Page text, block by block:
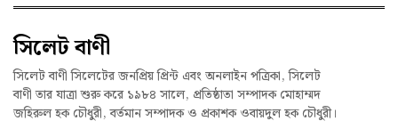
সিলেট বাণী
সিলেট বাণী সিলেটের জনপ্রিয় প্রিন্ট এবং অনলাইন পত্রিকা, সিলেট
বাণী তার যাত্রা শুরু করে ১৯৮৪ সালে, প্রতিষ্ঠাতা সম্পাদক মোহাম্মদ
জহিরুল হক চৌধুরী, বর্তমান সম্পাদক ও প্রকাশক ওবায়দুল হক চৌধুরী।